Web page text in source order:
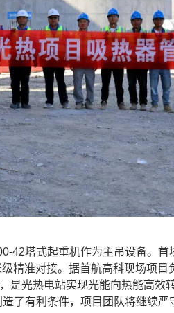
塔式起重机作为主吊设备。首
精准对接。据首航高科现场项
是光热电站实现光能向热能高效
了有利条件，项目团队将继续严